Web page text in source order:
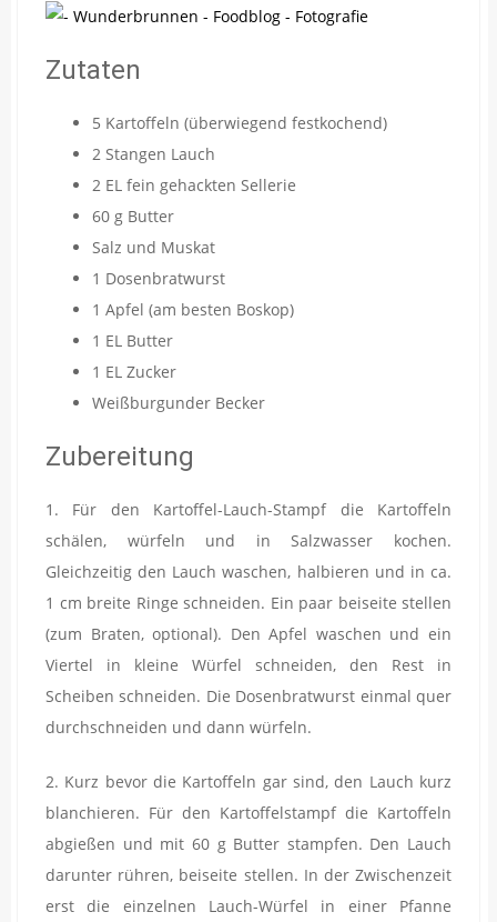
Zutaten
5 Kartoffeln (überwiegend festkochend)
2 Stangen Lauch
2 EL fein gehackten Sellerie
60 g Butter
Salz und Muskat
1 Dosenbratwurst
1 Apfel (am besten Boskop)
1 EL Butter
1 EL Zucker
Weißburgunder Becker
Zubereitung
1. Für den Kartoffel-Lauch-Stampf die Kartoffeln
schälen, würfeln und in Salzwasser kochen.
Gleichzeitig den Lauch waschen, halbieren und in ca.
1 cm breite Ringe schneiden. Ein paar beiseite stellen
(zum Braten, optional). Den Apfel waschen und ein
Viertel in kleine Würfel schneiden, den Rest in
Scheiben schneiden. Die Dosenbratwurst einmal quer
durchschneiden und dann würfeln.
2. Kurz bevor die Kartoffeln gar sind, den Lauch kurz
blanchieren. Für den Kartoffelstampf die Kartoffeln
abgießen und mit 60 g Butter stampfen. Den Lauch
darunter rühren, beiseite stellen. In der Zwischenzeit
erst die einzelnen Lauch-Würfel in einer Pfanne